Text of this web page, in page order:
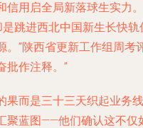
信用启全局新落球生实力。
跳进西北中国新生长快轨
”陕西省更新工作组周考
批作注释。”
果而是三十三天织起业务线
聚蓝图——他们确认这不仅